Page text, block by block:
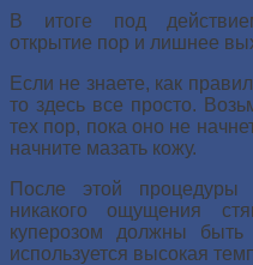
В итоге под
открытие пор и лишнее
Если не знаете, как
то здесь все просто.
тех пор, пока оно не
начните мазать кожу.
После этой процедуры
никакого ощущения
куперозом должны быть
используется высокая